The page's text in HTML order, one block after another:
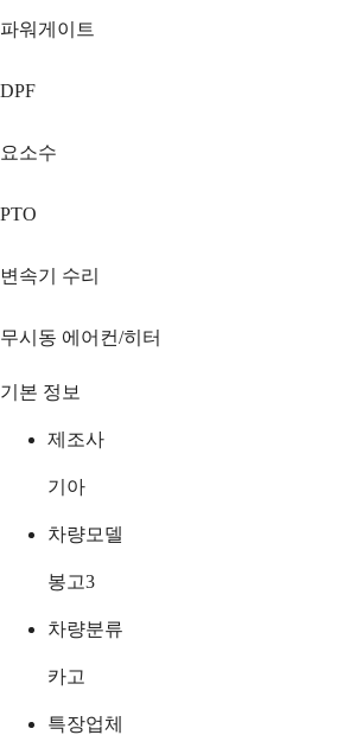
파워게이트
DPF
요소수
PTO
변속기 수리
무시동 에어컨/히터
기본 정보
제조사
기아
차량모델
봉고3
차량분류
카고
특장업체